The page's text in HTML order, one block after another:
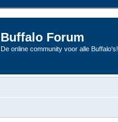
Buffalo Forum
De online community voor alle Buffalo's!